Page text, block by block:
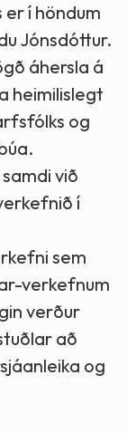
er í höndum
Jónsdóttur.
áhersla á
heimilislegt
og
við
í
sem
verkefnum
verður
að
og